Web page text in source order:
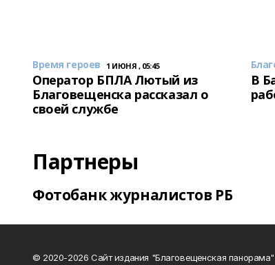
Время героев 1 ИЮНЯ , 05:45
Оператор БПЛА Лютый из
Благовещенска рассказал о
своей службе
В
Партнеры
Фотобанк журналистов РБ
© 2020-2026 Сайт издания "Благовещенская